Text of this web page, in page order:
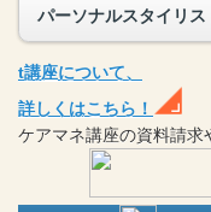
パーソナルスタイリ
t講座について、
詳しくはこちら！
ケアマネ講座の資料請求